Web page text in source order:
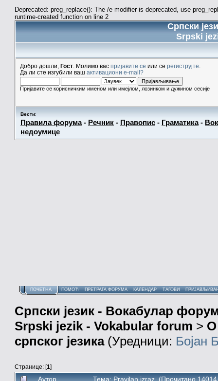
Deprecated: preg_replace(): The /e modifier is deprecated, use
runtime-created function on line 2
Српски
Srpski
Добро дошли, Гост . Молимо вас пријавите се или се региструјте
Да ли сте изгубили ваш активациони e-mail?
Пријавите се корисничким именом или имејлом, лозинком и дужином сесије
Вести:
Правила форума- Речник - Правопис - Граматика-
недоумице
ПОЧЕТНА ПОМОЋ ПРЕТРАГА ФОРУМА КАЛЕНДАР ТАГОВИ
Српски језик - Вокабулар
Srpski jezik - Vokabular forum > О
српског језика(Уредници: Бојан
Странице: [1]
Аутор Тема: Pravilan izraz (Прочитано 14014